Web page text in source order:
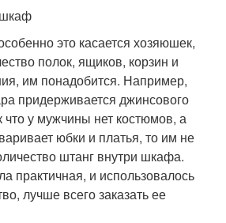
это касается хозяюшек,
полок, ящиков, корзин и
им понадобится. Например,
придерживается джинсового
что у мужчины нет костюмов, а
юбки и платья, то им не
штанг внутри шкафа.
практичная, и использовалось
лучше всего заказать ее